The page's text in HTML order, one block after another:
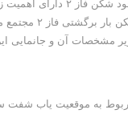
با توجه به اینکه سنگ
است که از آن
مشخصات آن و جانمایی
به موقعیت یاب شفت